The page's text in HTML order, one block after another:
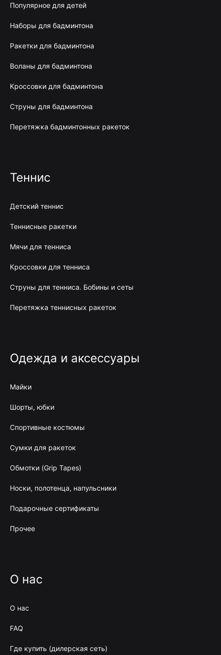
Популярное для детей
Наборы для бадминтона
Ракетки для бадминтона
Воланы для бадминтона
Кроссовки для бадминтона
Струны для бадминтона
Перетяжка бадминтонных ракеток
Теннис
Детский теннис
Теннисные ракетки
Мячи для тенниса
Кроссовки для тенниса
Струны для тенниса. Бобины и сеты
Перетяжка теннисных ракеток
Одежда и аксессуары
Майки
Шорты, юбки
Спортивные костюмы
Сумки для ракеток
Обмотки (Grip Tapes)
Носки, полотенца, напульсники
Подарочные сертификаты
Прочее
О нас
О нас
FAQ
Где купить (дилерская сеть)